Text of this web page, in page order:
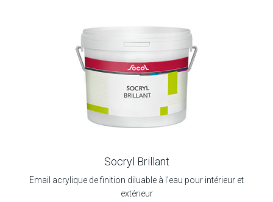
Socryl Brillant
Email acrylique de finition diluable à l’eau pour intérieur et
extérieur